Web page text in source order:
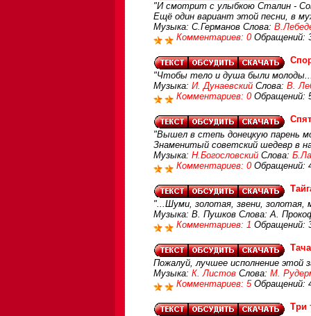
"И смотрит с улыбкою Сталин -
Ещё один вариант этой песни, в
Музыка: С.Германов Слова:
Комментариев: 0 Обращений:
"Чтобы тело и душа были
Музыка: И. Дунаевский Слова: В.
Комментариев: 0 Обращений:
"Вышел в степь донецкую парень
Знаменитый советский шедевр в
Музыка: Н.Богословский Слова:
Комментариев: 0 Обращений:
"...Шуми, золотая, звени, золотая,
Музыка: В. Пушков Слова: А.
Комментариев: 1 Обращений:
Пожалуй, лучшее исполнение этой
Музыка: К. Листов Слова: М.
Комментариев: 5 Обращений:
Три